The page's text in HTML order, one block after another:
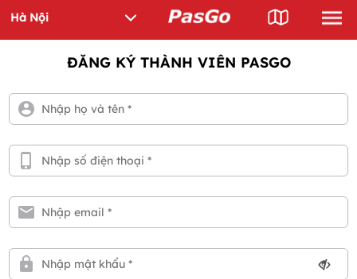
ĐĂNG KÝ THÀNH VIÊN PASGO